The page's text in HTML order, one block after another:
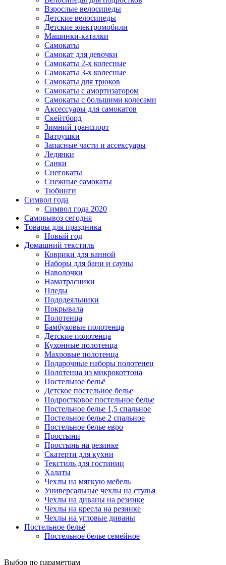
Взрослые велосипеды
Детские велосипеды
Детские электромобили
Машинки-каталки
Самокаты
Самокат для девочки
Самокаты 2-х колесные
Самокаты 3-х колесные
Самокаты для трюков
Самокаты с амортизатором
Самокаты с большими колесами
Аксессуары для самокатов
Скейтборд
Зимний транспорт
Ватрушки
Запасные части и ассексуары
Ледянки
Санки
Снегокаты
Снежные самокаты
Тюбинги
Символ года
Символ года 2020
Самовывоз сегодня
Товары для праздника
Новый год
Домашний текстиль
Коврики для ванной
Наборы для бани и сауны
Наволочки
Наматрасники
Пледы
Пододеяльники
Покрывала
Полотенца
Бамбуковые полотенца
Детские полотенца
Кухонные полотенца
Махровые полотенца
Подарочные наборы полотенец
Полотенца из микрокоттона
Постельное бельё
Детское постельное белье
Подростковое постельное белье
Постельное белье 1,5 спальное
Постельное белье 2 спальное
Постельное белье евро
Простыни
Простынь на резинке
Скатерти для кухни
Текстиль для гостиниц
Халаты
Чехлы на мягкую мебель
Универсальные чехлы на стулья
Чехлы на диваны на резинке
Чехлы на кресла на резинке
Чехлы на угловые диваны
Постельное бельё
Постельное белье семейное
Выбор по параметрам